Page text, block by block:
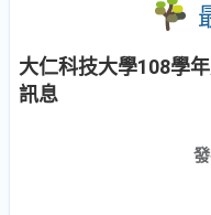
大仁科技大學108學
訊息